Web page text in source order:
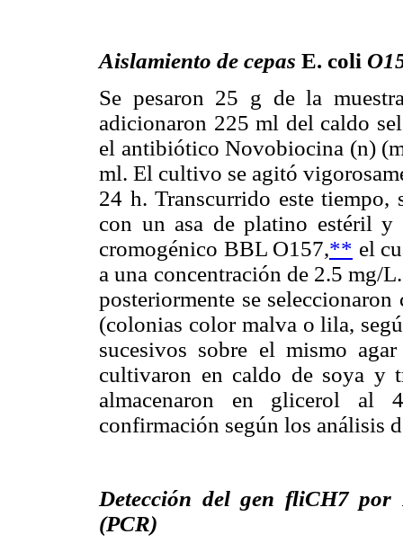
Aislamiento de cepas E. coli
Se pesaron 25 g de la
adicionaron 225 ml del caldo
el antibiótico Novobiocina (n)
ml. El cultivo se agitó
24 h. Transcurrido este
con un asa de platino estéril y
cromogénico BBL O157,** el
a una concentración de 2.5 mg/
posteriormente se
(colonias color malva o lila,
sucesivos sobre el mismo
cultivaron en caldo de soya y
almacenaron en glicerol al
confirmación según los análisis
Detección del gen fliCH7 por
(PCR)